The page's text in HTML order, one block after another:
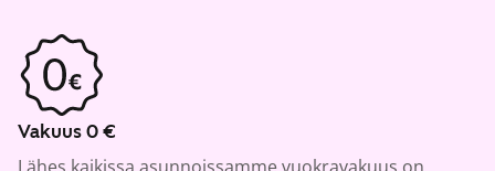
Vakuus 0 €